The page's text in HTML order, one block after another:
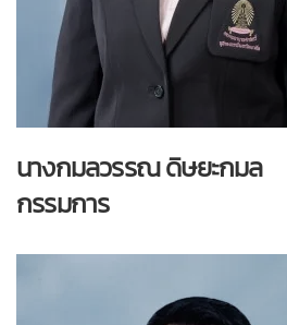
นางกมลวรรณ ดิษยะกมล
กรรมการ